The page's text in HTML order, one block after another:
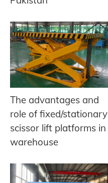
The advantages and
role of fixed/stationary
scissor lift platforms in
warehouse